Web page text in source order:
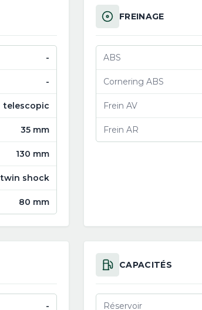
-
-
telescopic
35 mm
130 mm
twin shock
80 mm
FREINAGE
ABS
Cornering ABS
Frein AV
Frein AR
-
CAPACITÉS
Réservoir